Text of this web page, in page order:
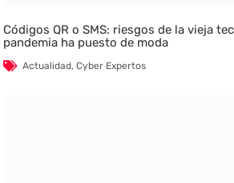
Códigos QR o SMS: riesgos de la vieja
pandemia ha puesto de moda
Actualidad,Cyber Expertos